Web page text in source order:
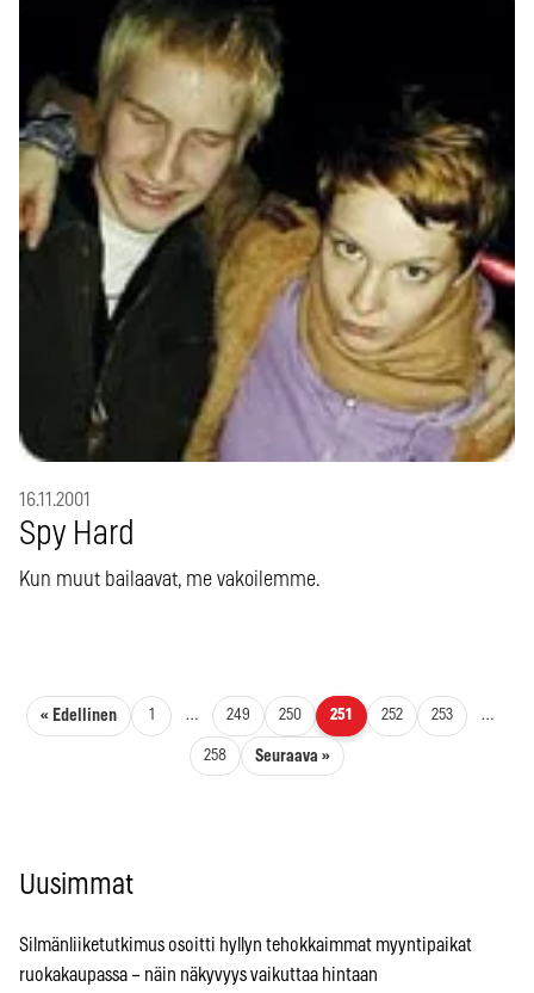
16.11.2001
Spy Hard
Kun muut bailaavat, me vakoilemme.
Artikkelien sivutus
« Edellinen 1 … 249 250 251 252 253 …
258 Seuraava »
Uusimmat
Silmänliiketutkimus osoitti hyllyn tehokkaimmat myyntipaikat
ruokakaupassa – näin näkyvyys vaikuttaa hintaan